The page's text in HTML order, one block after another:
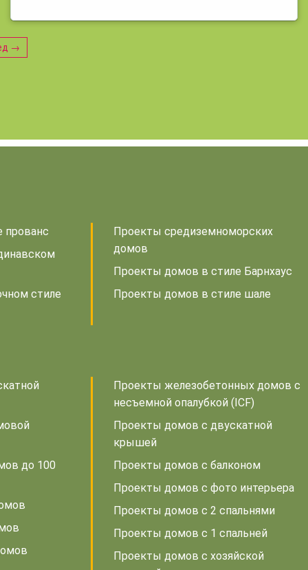
→
прованс
стиле
Проекты средиземноморских
домов
Проекты домов в стиле Барнхаус
Проекты домов в стиле шале
до 100
Проекты железобетонных домов с
несъемной опалубкой (ICF)
Проекты домов с двускатной
крышей
Проекты домов с балконом
Проекты домов с фото интерьера
Проекты домов с 2 спальнями
Проекты домов с 1 спальней
Проекты домов с хозяйской